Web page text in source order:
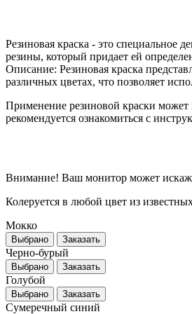
Резиновая краска - это специальное
резины, который придает ей
Описание: Резиновая краска
различных цветах, что позволяет
Применение резиновой краски может
рекомендуется ознакомиться с
Внимание! Ваш монитор может
Колеруется в любой цвет из
Мокко
Выбрано Заказать
Черно-бурый
Выбрано Заказать
Голубой
Выбрано Заказать
Сумеречный синий